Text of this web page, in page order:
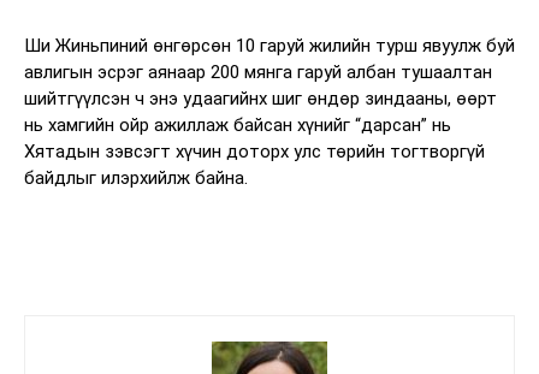
Ши Жиньпиний өнгөрсөн 10 гаруй жилийн турш явуулж буй
авлигын эсрэг аянаар 200 мянга гаруй албан тушаалтан
шийтгүүлсэн ч энэ удаагийнх шиг өндөр зиндааны, өөрт
нь хамгийн ойр ажиллаж байсан хүнийг “дарсан” нь
Хятадын зэвсэгт хүчин доторх улс төрийн тогтворгүй
байдлыг илэрхийлж байна.